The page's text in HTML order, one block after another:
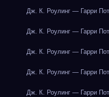
Дж. К. Роулинг — Гарри
Дж. К. Роулинг — Гарри
Дж. К. Роулинг — Гарри
Дж. К. Роулинг — Гарри
Дж. К. Роулинг — Гарри